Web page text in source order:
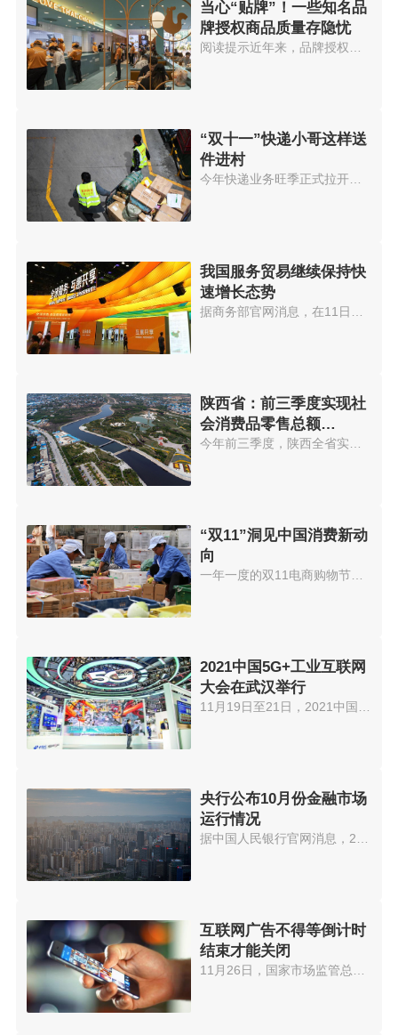
当心“贴牌”！一些知名品
牌授权商品质量存隐忧
阅读提示近年来，品牌授权成为一...
“双十一”快递小哥这样送
件进村
今年快递业务旺季正式拉开帷幕。...
我国服务贸易继续保持快
速增长态势
陕西省：前三季度实现社
会消费品零售总额
7415.78亿元
“双11”洞见中国消费新动
向
一年一度的双11电商购物节，再次...
2021中国5G+工业互联网
大会在武汉举行
央行公布10月份金融市场
运行情况
互联网广告不得等倒计时
结束才能关闭
11月26日，国家市场监管总局就《...